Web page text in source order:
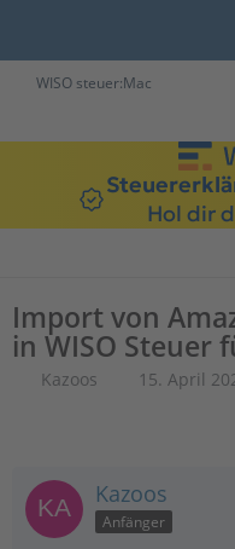
WISO steuer:Mac
Hol dir
Import von
in WISO Steuer
Kazoos 15. April
Kazoos
Anfänger